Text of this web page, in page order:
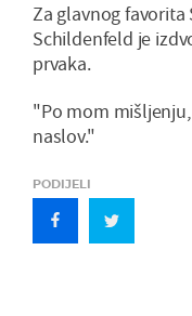
Za glavnog favorita
Schildenfeld je
prvaka.
"Po mom
naslov."
PODIJELI